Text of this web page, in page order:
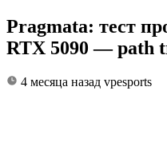
Pragmata: тест
RTX 5090 — path
4 месяца назад vpesports